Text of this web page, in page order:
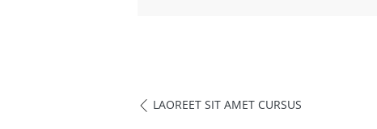
LAOREET SIT AMET CURSUS